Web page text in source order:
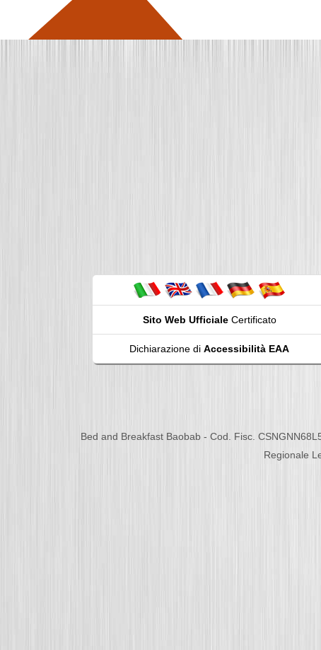
Sito Web UfficialeCertificato
Dichiarazione di Accessibilità EAA
Bed and Breakfast Baobab - Cod. Fisc.
Regionale